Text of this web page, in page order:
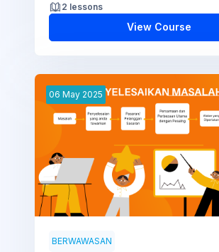
2 lessons
View Course
06 May 2025
BERWAWASAN